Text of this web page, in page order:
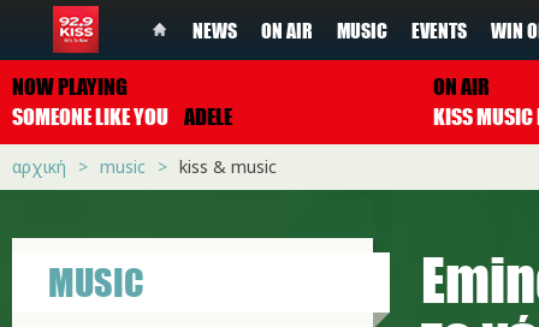
NEWS ON AIR MUSIC EVENTS WIN
NOW PLAYING
SOMEONE LIKE YOU ADELE
ON AIR
αρχική music kiss & music
MUSIC